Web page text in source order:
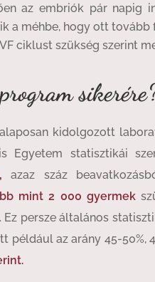
az embriók pár napig
a méhbe, hogy ott tovább
ciklust szükség szerint
kidolgozott
Egyetem statisztikái
azaz száz
mint 2 000 gyermek
persze általános
például az arány 45-50%,